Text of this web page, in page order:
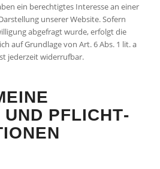
ein berechtigtes Interesse an einer
unserer Website. Sofern
abgefragt wurde, erfolgt die
auf Grundlage von Art. 6 Abs. 1 lit. a
jederzeit widerrufbar.
UND PFLICHT­